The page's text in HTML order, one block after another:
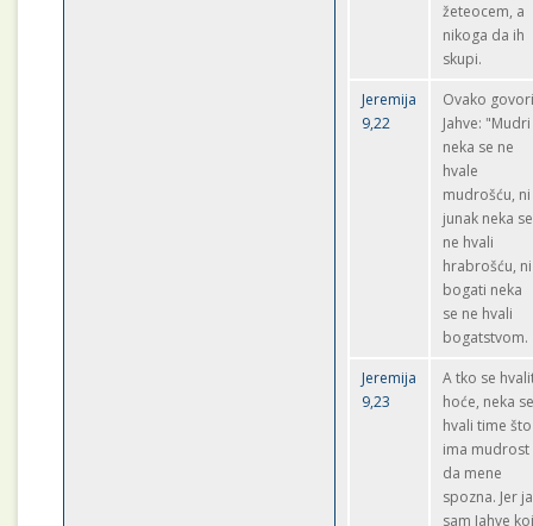
žeteocem, a
nikoga da ih
skupi.
Jeremija
9,22
Ovako
Jahve: "Mudri
neka se ne
hvale
mudrošću, ni
junak neka se
ne hvali
hrabrošću, ni
bogati neka
se ne hvali
bogatstvom.
Jeremija
9,23
A tko se
hoće, neka
hvali time što
ima mudrost
da mene
spozna. Jer ja
sam Jahve